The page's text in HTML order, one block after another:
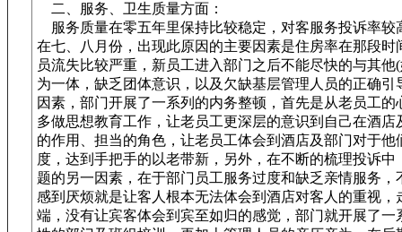
二、服务、卫生质量方面：
服务质量在零五年里保持比较稳定，对客服务投诉率较
在七、八月份，出现此原因的主要因素是住房率在那段时
员流失比较严重，新员工进入部门之后不能尽快的与其他
为一体，缺乏团体意识，以及欠缺基层管理人员的正确引
因素，部门开展了一系列的内务整顿，首先是从老员工的
多做思想教育工作，让老员工更深层的意识到自己在酒店
的作用、担当的角色，让老员工体会到酒店及部门对于他
度，达到手把手的以老带新，另外，在不断的梳理投诉中
题的另一因素，在于部门员工服务过度和缺乏亲情服务，
感到厌烦就是让客人根本无法体会到酒店对客人的重视，
端，没有让宾客体会到宾至如归的感觉，部门就开展了一